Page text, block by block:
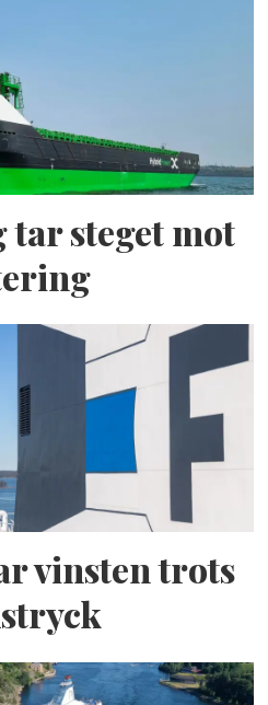
tar steget mot
vinsten trots